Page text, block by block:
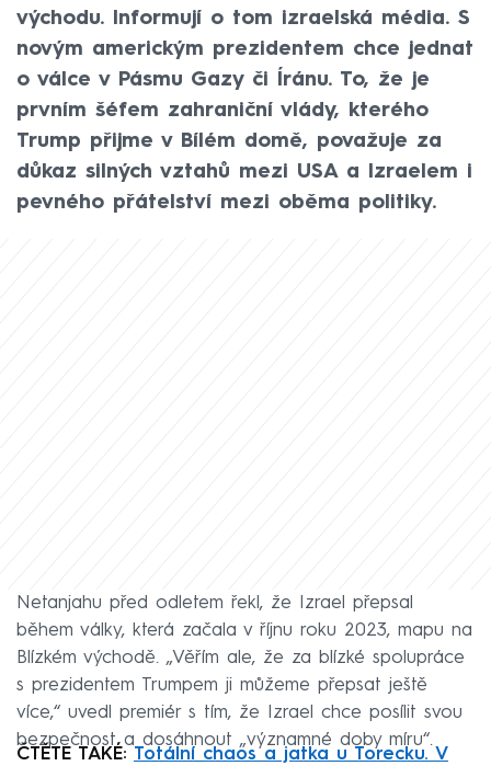
východu. Informují o tom izraelská média. S
novým americkým prezidentem chce jednat
o válce v Pásmu Gazy či Íránu. To, že je
prvním šéfem zahraniční vlády, kterého
Trump přijme v Bílém domě, považuje za
důkaz silných vztahů mezi USA a Izraelem i
pevného přátelství mezi oběma politiky.
Netanjahu před odletem řekl, že Izrael přepsal
během války, která začala v říjnu roku 2023, mapu na
Blízkém východě. „Věřím ale, že za blízké spolupráce
s prezidentem Trumpem ji můžeme přepsat ještě
více,“ uvedl premiér s tím, že Izrael chce posílit svou
bezpečnost a dosáhnout „významné doby míru“.
ČTĚTE TAKÉ: Totální chaos a jatka u Torecku. V